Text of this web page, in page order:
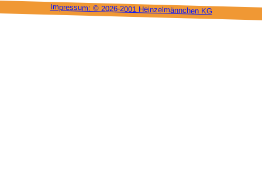
Impressum: © 2026-2001 Heinzel­männchen KG